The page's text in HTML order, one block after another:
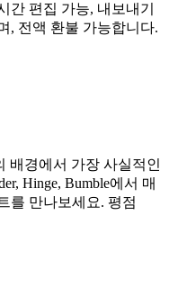
편집 가능, 내보내기
, 전액 환불 가능합니다.
배경에서 가장 사실적인
Hinge, Bumble에서 매
를 만나보세요. 평점